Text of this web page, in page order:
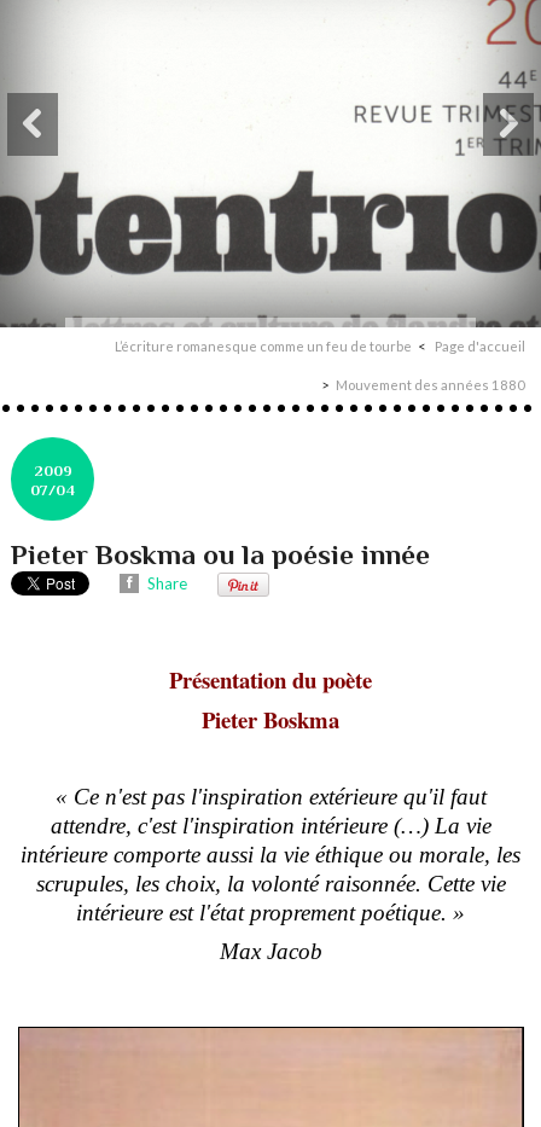
L’écriture romanesque comme un feu de tourbe Page d'accueil
Mouvement des années 1880
2009
07/04
Pieter Boskma ou la poésie innée
Share
Présentation du poète
Pieter Boskma
« Ce n'est pas l'inspiration extérieure qu'il faut
attendre, c'est l'inspiration intérieure (…) La vie
intérieure comporte aussi la vie éthique ou morale, les
scrupules, les choix, la volonté raisonnée. Cette vie
intérieure est l'état proprement poétique. »
Max Jacob